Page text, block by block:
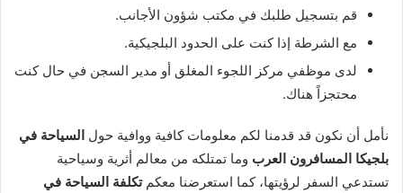
قم بتسجيل طلبك في مكتب شؤون الأجانب.
مع الشرطة إذا كنت على الحدود البلجيكية.
لدى موظفي مركز اللجوء المغلق أو مدير السجن في حال كنت
محتجزاً هناك.
نأمل أن نكون قد قدمنا لكم معلومات كافية ووافية حول السياحة في
بلجيكا المسافرون العرب وما تمتلكه من معالم أثرية وسياحية
تستدعي السفر لرؤيتها، كما استعرضنا معكمتكلفة السياحة في